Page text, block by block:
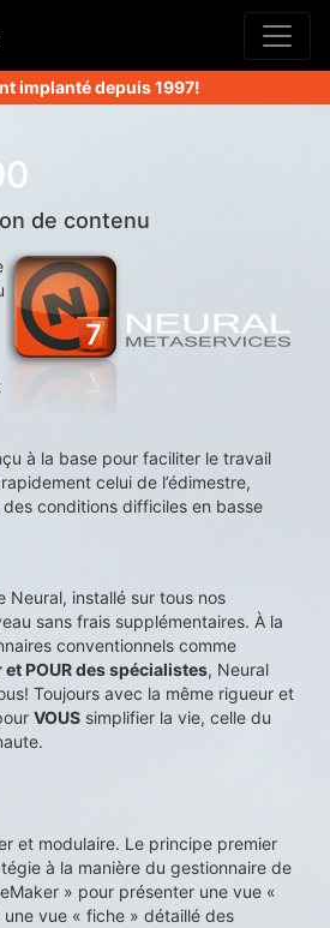
implanté depuis 1997!
de contenu
à la base pour faciliter le travail
celui de l’édimestre,
conditions difficiles en basse
Neural, installé sur tous nos
sans frais supplémentaires. À la
conventionnels comme
et POUR des spécialistes, Neural
Toujours avec la même rigueur et
VOUS simplifier la vie, celle du
et modulaire. Le principe premier
à la manière du gestionnaire de
» pour présenter une vue «
vue « fiche » détaillé des